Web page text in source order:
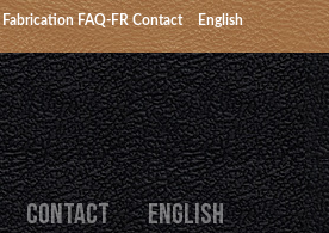
Fabrication FAQ-FR Contact English
CONTACT ENGLISH